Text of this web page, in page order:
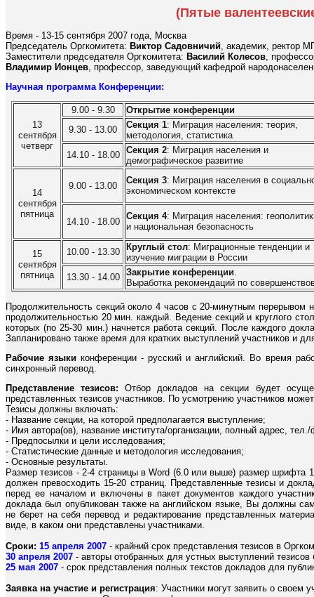
(Пятые
Время - 13-15 сентября 2007 года, Москва
Председатель Оргкомитета: Виктор Садовничий , академик, ректор
Заместители председателя Оргкомитета: Василий Колесов ,
Владимир Ионцев , профессор, заведующий кафедрой
Научная программа Конференции:
13
сентября
четверг
9.00 - 9.30
Открытие конференции
9.30 - 13.00
Секция 1: Миграция населения: теория,
методология, статистика
14.10 - 18.00
Секция 2: Миграция населения и
демографическое развитие
14
сентября
пятница
9.00 - 13.00
Секция 3: Миграция населения в
экономическом контексте
14.10 - 18.00
Секция 4: Миграция населения:
и национальная безопасность
15
сентября
пятница
10.00 - 13.30 Круглый стол: Миграционные тенденции и
изучение миграции в России
13.30 - 14.00
Закрытие конференции.
Выработка рекомендаций по
Продолжительность секций около 4 часов с 20-минутным
продолжительностью 20 мин. каждый. Ведение секций и круглого
которых (по 25-30 мин.) начнется работа секций. После каждого
Запланировано также время для кратких выступлений участников и
Рабочие языки конференции - русский и английский. Во время
синхронный перевод.
Представление тезисов: Отбор докладов на секции будет
представленных тезисов участников. По усмотрению участников
Тезисы должны включать:
- Название секции, на которой предполагается выступление;
- Имя автора(ов), название института/организации, полный адрес,
- Предпосылки и цели исследования;
- Статистические данные и методология исследования;
- Основные результаты.
Размер тезисов - 2-4 страницы в Word (6.0 или выше) размер шрифта
должен превосходить 15-20 страниц. Представленные тезисы и
перед ее началом и включены в пакет документов каждого
доклада был опубликован также на английском языке, Вы должны
не берет на себя перевод и редактирование представленных
виде, в каком они представлены участниками.
Сроки: 15 апреля 2007 - крайний срок представления тезисов в
30 апреля 2007 - авторы отобранных для устных выступлений
25 мая 2007 - срок представления полных текстов докладов для
Заявка на участие и регистрация: Участники могут заявить о своем